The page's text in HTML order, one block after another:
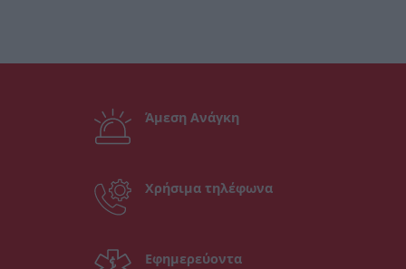
Άμεση Ανάγκη
Χρήσιμα τηλέφωνα
Εφημερεύοντα